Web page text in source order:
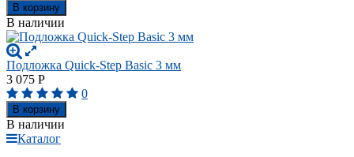
В корзину
В наличии
Подложка Quick-Step Basic 3 мм
3 075 Р
0
В корзину
В наличии
Каталог